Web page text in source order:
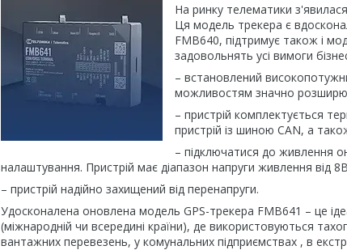
На ринку телематики
Ця модель трекера є
FMB640, підтримує також і
задовольнять усі вимоги
– встановлений
можливостям значно
– пристрій комплектується
пристрій із шиною CAN, а
– підключатися до живлення
налаштування. Пристрій має діапазон напруги живлення від
– пристрій надійно захищений від перенапруги.
Удосконалена оновлена ​​модель GPS-трекера FMB641 – це
(міжнародній чи всередині країни), де використовуються
вантажних перевезень, у комунальних підприємствах , в